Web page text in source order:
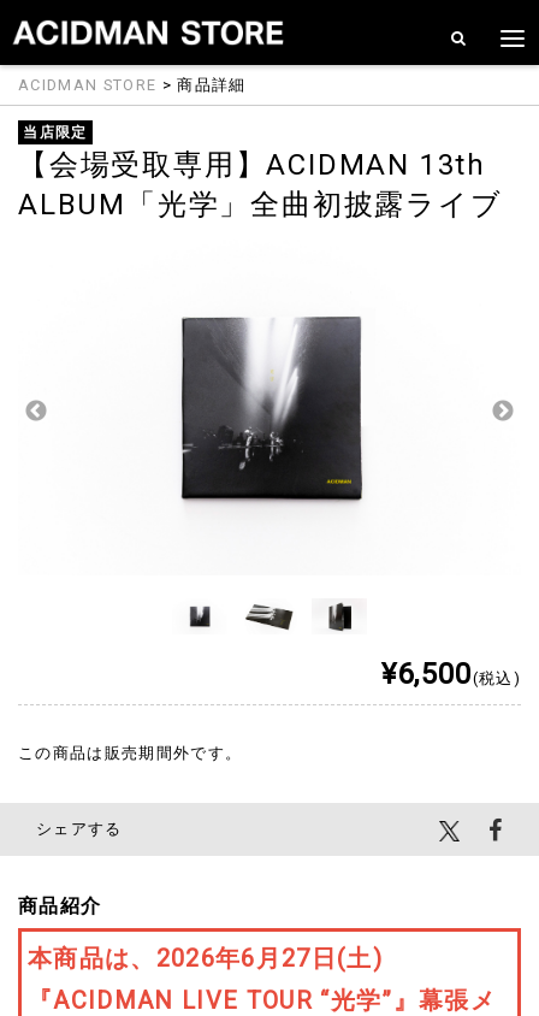
ACIDMAN STORE > 商品詳細
当店限定
【会場受取専用】ACIDMAN 13th
ALBUM「光学」全曲初披露ライブ
¥6,500(税込)
この商品は販売期間外です。
シェアする
商品紹介
本商品は、2026年6月27日(土)
『ACIDMAN LIVE TOUR “光学”』幕張メ